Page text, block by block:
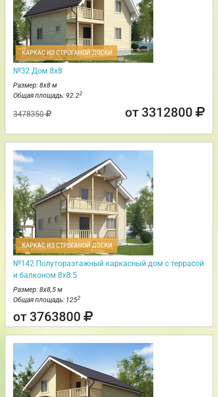
КАРКАС ИЗ СТРОГАНОЙ ДОСКИ
№32 Дом 8х8
Размер: 8х8 м
Общая площадь: 92.22
3478350 от 3312800
КАРКАС ИЗ СТРОГАНОЙ ДОСКИ
№142 Полутораэтажный каркасный дом с террасой
и балконом 8х8.5
Размер: 8х8,5 м
Общая площадь: 1252
от 3763800